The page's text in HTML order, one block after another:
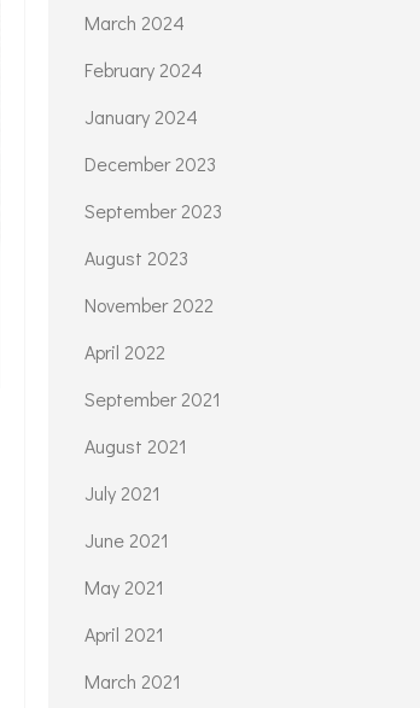
March 2024
February 2024
January 2024
December 2023
September 2023
August 2023
November 2022
April 2022
September 2021
August 2021
July 2021
June 2021
May 2021
April 2021
March 2021